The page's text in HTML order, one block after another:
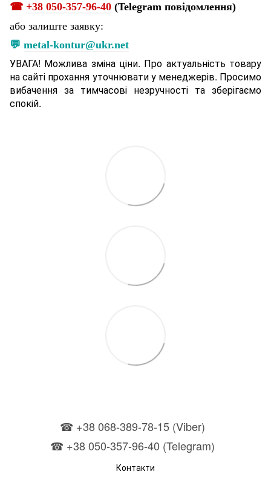
☎ +38 050-357-96-40 (Telegram повідомлення)
або залиште заявку:
💬 metal-kontur@ukr.net
УВАГА! Можлива зміна ціни. Про актуальність товару
на сайті прохання уточнювати у менеджерів. Просимо
вибачення за тимчасові незручності та зберігаємо
спокій.
☎ +38 068-389-78-15 (Viber)
☎ +38 050-357-96-40 (Telegram)
Контакти